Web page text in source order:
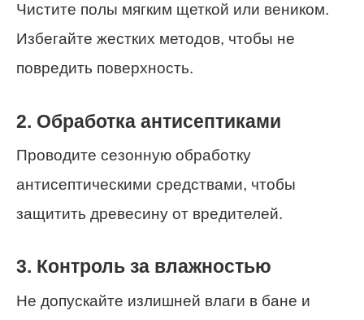
Чистите полы мягким щеткой или веником.
Избегайте жестких методов, чтобы не
повредить поверхность.
2. Обработка антисептиками
Проводите сезонную обработку
антисептическими средствами, чтобы
защитить древесину от вредителей.
3. Контроль за влажностью
Не допускайте излишней влаги в бане и